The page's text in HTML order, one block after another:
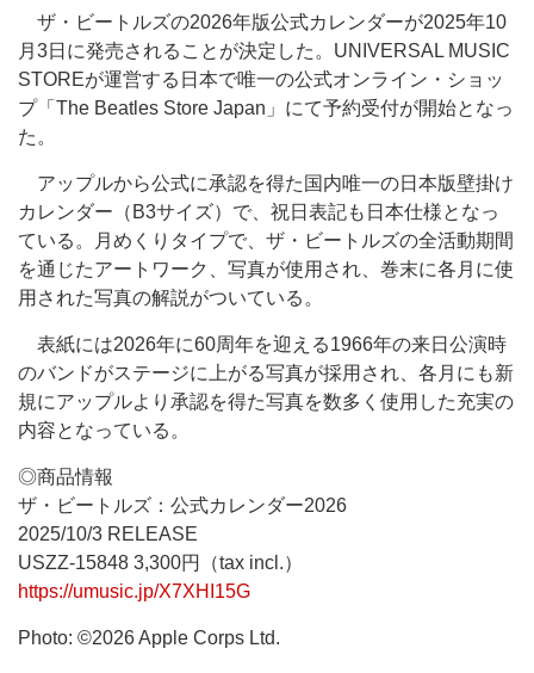
ザ・ビートルズの2026年版公式カレンダーが2025年10
月3日に発売されることが決定した。UNIVERSAL MUSIC
STOREが運営する日本で唯一の公式オンライン・ショッ
プ「The Beatles Store Japan」にて予約受付が開始となっ
た。
アップルから公式に承認を得た国内唯一の日本版壁掛け
カレンダー（B3サイズ）で、祝日表記も日本仕様となっ
ている。月めくりタイプで、ザ・ビートルズの全活動期間
を通じたアートワーク、写真が使用され、巻末に各月に使
用された写真の解説がついている。
表紙には2026年に60周年を迎える1966年の来日公演時
のバンドがステージに上がる写真が採用され、各月にも新
規にアップルより承認を得た写真を数多く使用した充実の
内容となっている。
◎商品情報
ザ・ビートルズ：公式カレンダー2026
2025/10/3 RELEASE
USZZ-15848 3,300円（tax incl.）
https://umusic.jp/X7XHI15G
Photo: ©2026 Apple Corps Ltd.